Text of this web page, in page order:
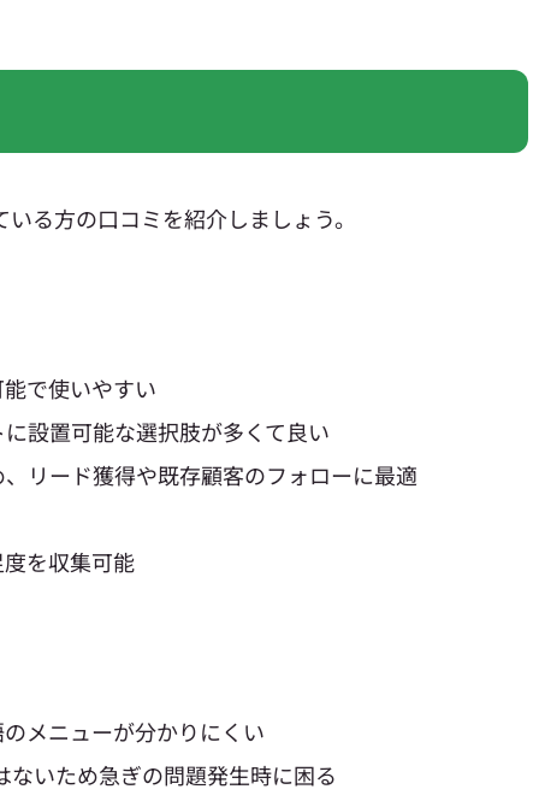
る方の口コミを紹介しましょう。
で使いやすい
設置可能な選択肢が多くて良い
リード獲得や既存顧客のフォローに最適
を収集可能
メニューが分かりにくい
いため急ぎの問題発生時に困る